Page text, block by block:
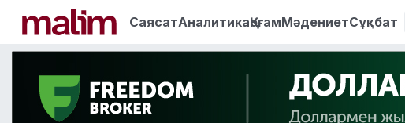
СаясатАналитикаҚоғамМәдениетСұқбат